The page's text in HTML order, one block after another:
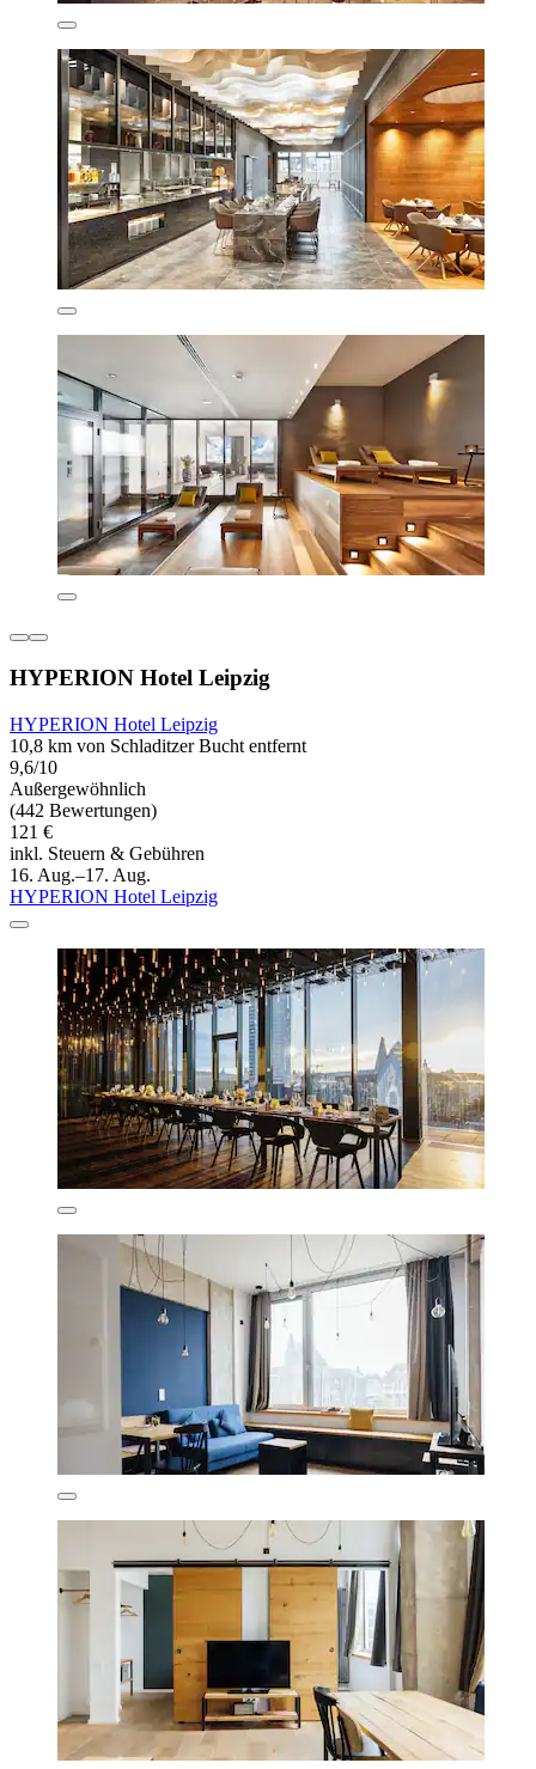
HYPERION Hotel Leipzig
HYPERION Hotel Leipzig
10,8 km von Schladitzer Bucht entfernt
9,6/10
Außergewöhnlich
(442 Bewertungen)
121 €
inkl. Steuern & Gebühren
16. Aug.–17. Aug.
HYPERION Hotel Leipzig